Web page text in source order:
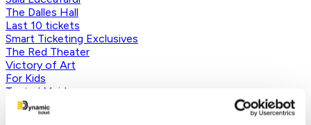
The Dalles Hall
Last 10 tickets
Smart Ticketing Exclusives
The Red Theater
Victory of Art
For Kids
Teatrul Maidan
Theater
Concordia Theater Company